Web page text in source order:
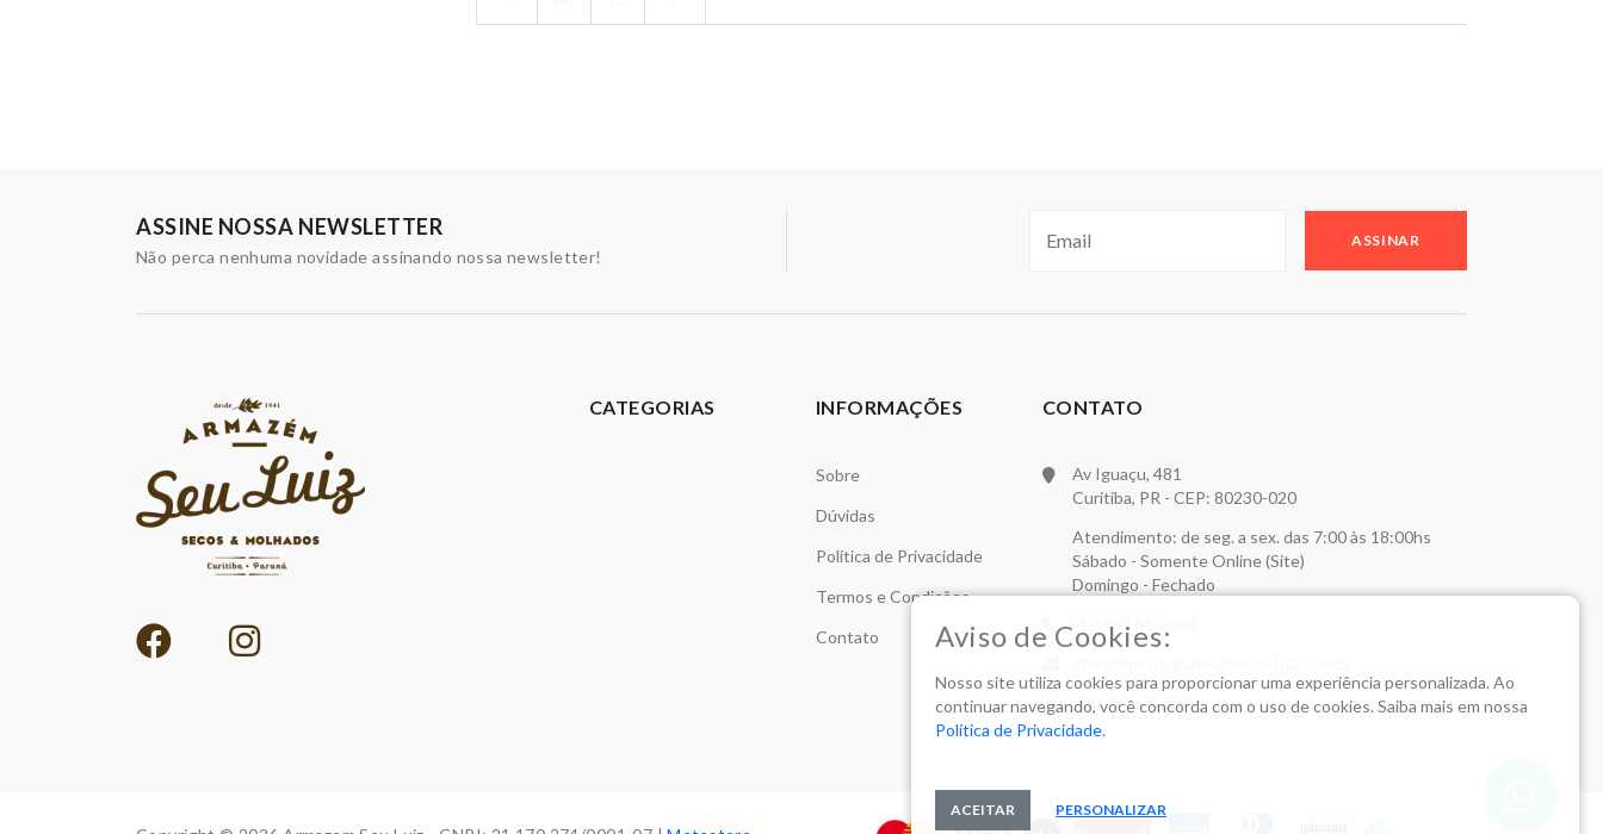
ASSINE NOSSA NEWSLETTER
Não perca nenhuma novidade assinando nossa newsletter!
ASSINAR
CATEGORIAS INFORMAÇÕES
Sobre
Dúvidas
Política de Privacidade
Termos e Condições
Contato
CONTATO
Av Iguaçu, 481
Curitiba, PR - CEP: 80230-020
Atendimento: de seg. a sex. das 7:00 às 18:00hs
Sábado - Somente Online (Site)
Domingo - Fechado
(41) 99164-2380
(41) 99164-2380
Aviso de Cookies:
Nosso site utiliza cookies para proporcionar uma experiência personalizada. Ao
continuar navegando, você concorda com o uso de cookies. Saiba mais em nossa
Política de Privacidade.
ACEITAR PERSONALIZAR